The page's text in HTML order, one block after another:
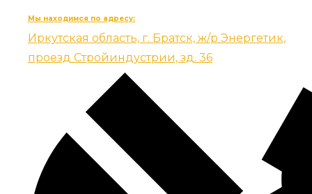
Мы находимся по адресу:
Иркутская область, г. Братск, ж/р Энергетик,
проезд Стройиндустрии, зд. 36